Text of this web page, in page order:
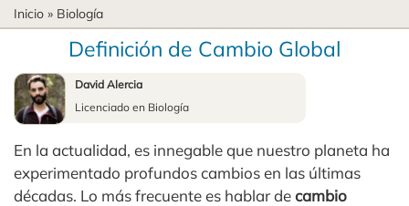
Inicio » Biología
Definición de Cambio Global
David Alercia
Licenciado en Biología
En la actualidad, es innegable que nuestro planeta ha
experimentado profundos cambios en las últimas
décadas. Lo más frecuente es hablar decambio